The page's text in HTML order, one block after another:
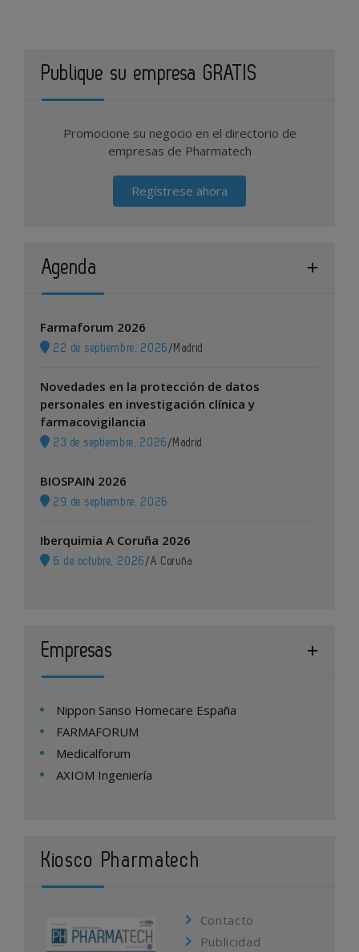
Publique su empresa GRATIS
Promocione su negocio en el directorio de
empresas de Pharmatech
Regístrese ahora
Agenda
Farmaforum 2026
22 de septiembre, 2026 / Madrid
Novedades en la protección de datos
personales en investigación clínica y
farmacovigilancia
23 de septiembre, 2026 / Madrid
BIOSPAIN 2026
29 de septiembre, 2026
Iberquimia A Coruña 2026
6 de octubre, 2026 /A Coruña
Empresas
Nippon Sanso Homecare España
FARMAFORUM
Medicalforum
AXIOM Ingeniería
Kiosco Pharmatech
Contacto
Publicidad